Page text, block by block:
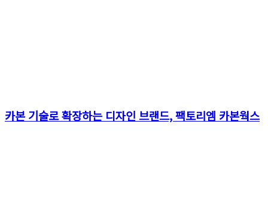
카본 기술로 확장하는 디자인 브랜드, 팩토리엠 카본웍스